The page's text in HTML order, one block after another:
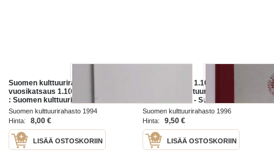
Suomen kulttuurirahasto
vuosikatsaus 1.10.1992-30.9.1993
: Suomen kulttuurirahaston 54.
toimintavuosi - Suomen
kulttuurirahasto 1992-1993
Suomen kulttuurirahasto 1994
Hinta:
8,00 €
LISÄÄ OSTOSKORIIN
Vuosikatsaus. 1.10.1994-30.9.1995
: [Suomen kulttuurirahaston 56.
toimintavuosi] - Suomen
kulttuurirahaston 56. toimintavuosi
- Suomen kulttuurirahasto 1994-
1995
Suomen kulttuurirahasto 1996
Hinta:
9,50 €
LISÄÄ OSTOSKORIIN